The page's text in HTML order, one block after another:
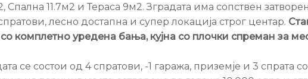
Спална 11.7м2 и Тераса 9м2. Зградата има сопствен
лесно достапна и супер локација строг центар.
со комплетно уредена бања, кујна со плочки спреман за
се состои од 4 спратови, -1 гаража, приземје и 3 спрата